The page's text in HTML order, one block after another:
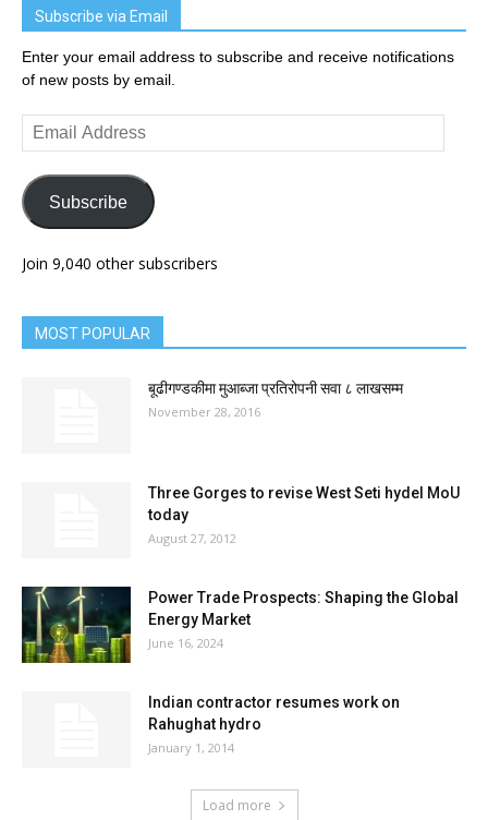
Subscribe via Email
Enter your email address to subscribe and receive notifications
of new posts by email.
Email
Address
Subscribe
Join 9,040 other subscribers
MOST POPULAR
बूढीगण्डकीमा मुआब्जा प्रतिरोपनी सवा ८ लाखसम्म
November 28, 2016
Three Gorges to revise West Seti hydel MoU
today
August 27, 2012
Power Trade Prospects: Shaping the Global
Energy Market
June 16, 2024
Indian contractor resumes work on
Rahughat hydro
January 1, 2014
Load more